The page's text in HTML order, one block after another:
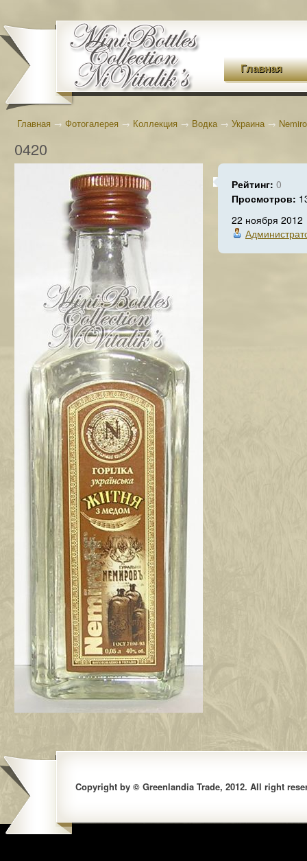
Главная
Главная → Фотогалерея → Коллекция → Водка→ Украина→
0420
Рейтинг: 0
Просмотров:
22 ноября 2012
Copyright by © Greenlandia Trade, 2012. All right